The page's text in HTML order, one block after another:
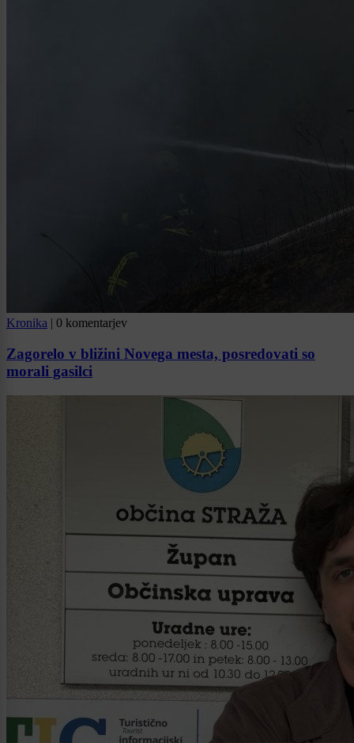
Kronika | 0 komentarjev
Zagorelo v bližini Novega mesta, posredovati so
morali gasilci